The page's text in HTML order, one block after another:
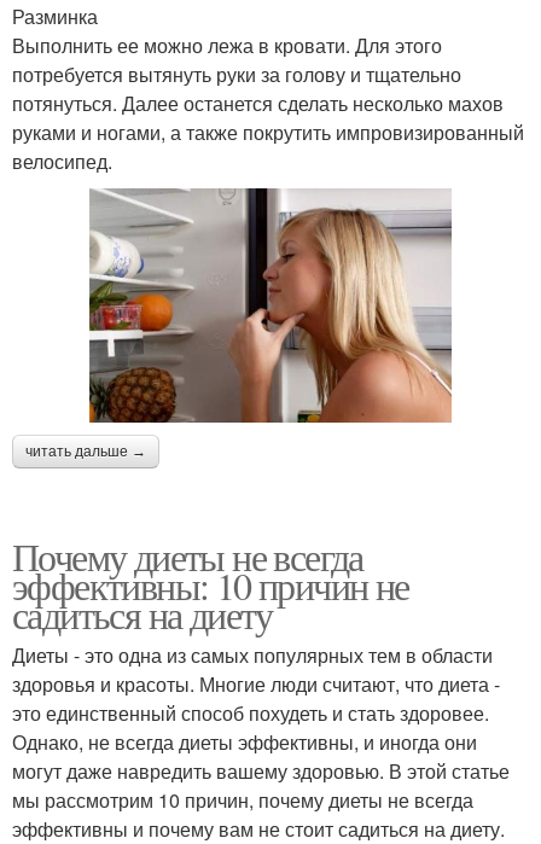
Разминка
Выполнить ее можно лежа в кровати. Для этого
потребуется вытянуть руки за голову и тщательно
потянуться. Далее останется сделать несколько махов
руками и ногами, а также покрутить импровизированный
велосипед.
читать дальше →
Почему диеты не всегда
эффективны: 10 причин не
садиться на диету
Диеты - это одна из самых популярных тем в области
здоровья и красоты. Многие люди считают, что диета -
это единственный способ похудеть и стать здоровее.
Однако, не всегда диеты эффективны, и иногда они
могут даже навредить вашему здоровью. В этой статье
мы рассмотрим 10 причин, почему диеты не всегда
эффективны и почему вам не стоит садиться на диету.